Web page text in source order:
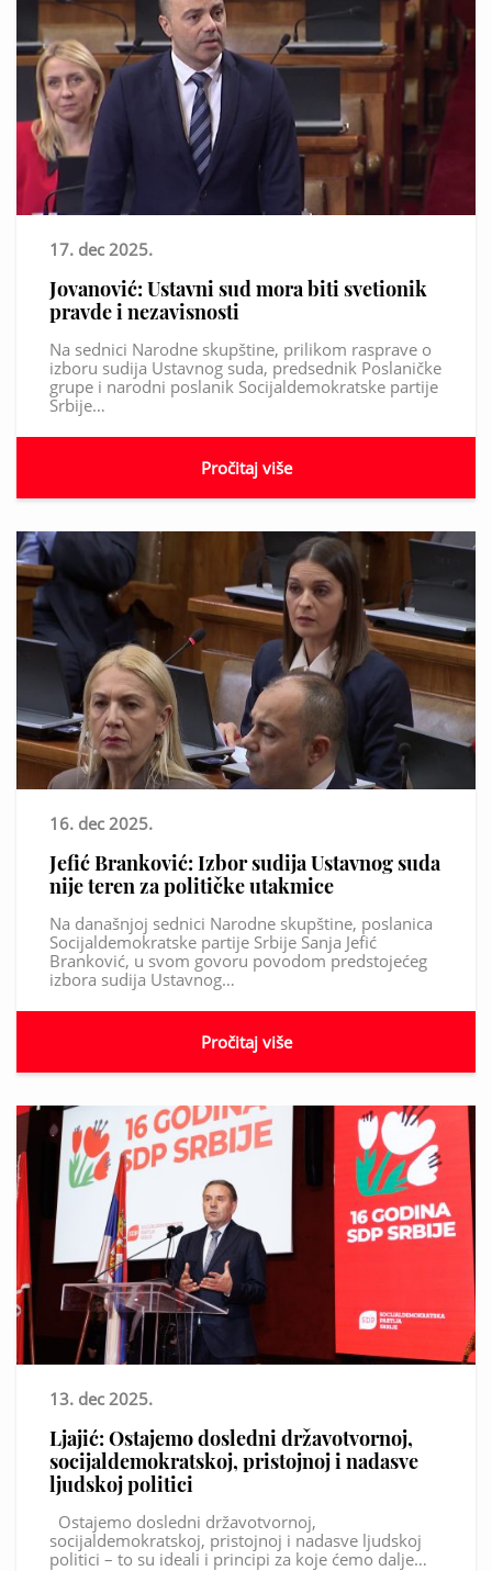
17. dec 2025.
Jovanović: Ustavni sud mora biti svetionik
pravde i nezavisnosti
Na sednici Narodne skupštine, prilikom rasprave o
izboru sudija Ustavnog suda, predsednik Poslaničke
grupe i narodni poslanik Socijaldemokratske partije
Srbije…
Pročitaj više
16. dec 2025.
Jefić Branković: Izbor sudija Ustavnog suda
nije teren za političke utakmice
Na današnjoj sednici Narodne skupštine, poslanica
Socijaldemokratske partije Srbije Sanja Jefić
Branković, u svom govoru povodom predstojećeg
izbora sudija Ustavnog…
Pročitaj više
13. dec 2025.
Ljajić: Ostajemo dosledni državotvornoj,
socijaldemokratskoj, pristojnoj i nadasve
ljudskoj politici
Ostajemo dosledni državotvornoj,
socijaldemokratskoj, pristojnoj i nadasve ljudskoj
politici – to su ideali i principi za koje ćemo dalje…